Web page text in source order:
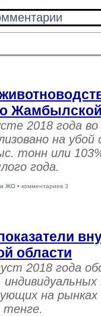
2018 года
на
тонн или
года.
ЖО • комментариев 3
области
2018 года
на рынках
тенге.